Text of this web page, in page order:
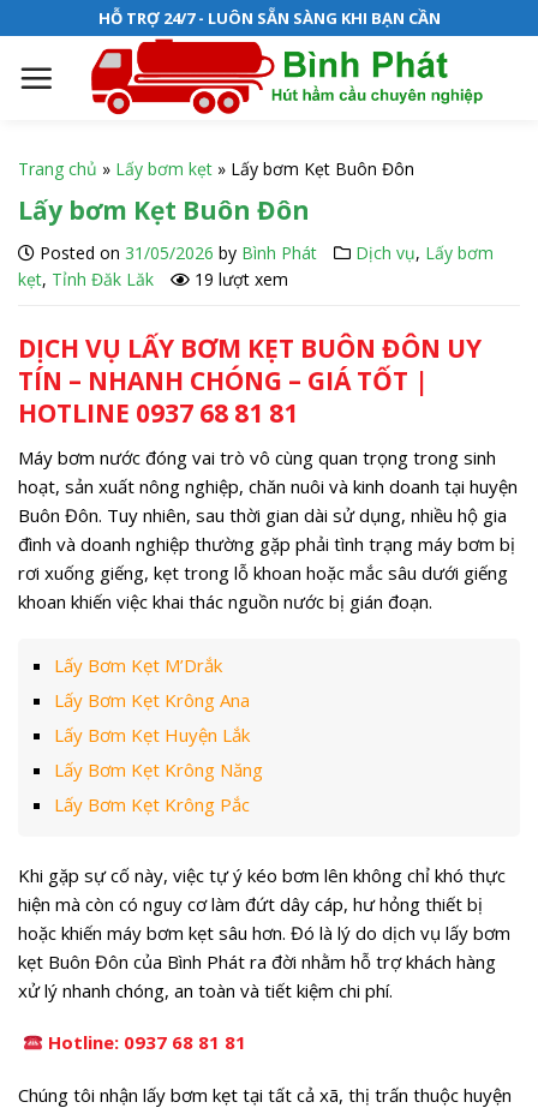
k
HỖ TRỢ 24/7 - LUÔN SẴN SÀNG KHI BẠN CẦN
Trang chủ » Lấy bơm kẹt » Lấy bơm Kẹt Buôn Đôn
Lấy bơm Kẹt Buôn Đôn
Posted on 31/05/2026 by Bình Phát Dịch vụ, Lấy bơm
kẹt, Tỉnh Đăk Lăk 19 lượt xem
DỊCH VỤ LẤY BƠM KẸT BUÔN ĐÔN UY
TÍN – NHANH CHÓNG – GIÁ TỐT |
HOTLINE 0937 68 81 81
Máy bơm nước đóng vai trò vô cùng quan trọng trong sinh
hoạt, sản xuất nông nghiệp, chăn nuôi và kinh doanh tại huyện
Buôn Đôn. Tuy nhiên, sau thời gian dài sử dụng, nhiều hộ gia
đình và doanh nghiệp thường gặp phải tình trạng máy bơm bị
rơi xuống giếng, kẹt trong lỗ khoan hoặc mắc sâu dưới giếng
khoan khiến việc khai thác nguồn nước bị gián đoạn.
Lấy Bơm Kẹt M’Drắk
Lấy Bơm Kẹt Krông Ana
Lấy Bơm Kẹt Huyện Lắk
Lấy Bơm Kẹt Krông Năng
Lấy Bơm Kẹt Krông Pắc
Khi gặp sự cố này, việc tự ý kéo bơm lên không chỉ khó thực
hiện mà còn có nguy cơ làm đứt dây cáp, hư hỏng thiết bị
hoặc khiến máy bơm kẹt sâu hơn. Đó là lý do dịch vụ lấy bơm
kẹt Buôn Đôn của Bình Phát ra đời nhằm hỗ trợ khách hàng
xử lý nhanh chóng, an toàn và tiết kiệm chi phí.
Hotline: 0937 68 81 81
Chúng tôi nhận lấy bơm kẹt tại tất cả xã, thị trấn thuộc huyện